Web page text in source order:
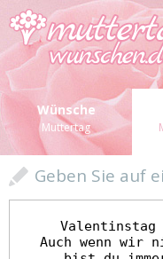
Wünsche
Muttertag
Geben Sie auf